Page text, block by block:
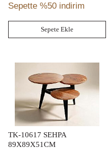
Sepette %50 indirim
Sepete Ekle
TK-10617 SEHPA
89X89X51CM